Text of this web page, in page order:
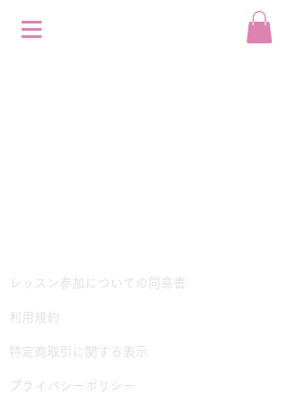
レッスン参加についての同意書
利用規約
​特定商取引に関する表示
プライバシーポリシー